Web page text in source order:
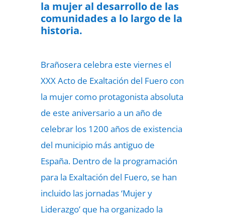
la mujer al desarrollo de las
comunidades a lo largo de la
historia.
Brañosera celebra este viernes el
XXX Acto de Exaltación del Fuero con
la mujer como protagonista absoluta
de este aniversario a un año de
celebrar los 1200 años de existencia
del municipio más antiguo de
España. Dentro de la programación
para la Exaltación del Fuero, se han
incluido las jornadas ‘Mujer y
Liderazgo’ que ha organizado la